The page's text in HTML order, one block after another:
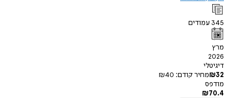
345 עמודים
מרץ
2026
דיגיטלי
₪32 מחיר קודם: ₪40
מודפס
₪70.4